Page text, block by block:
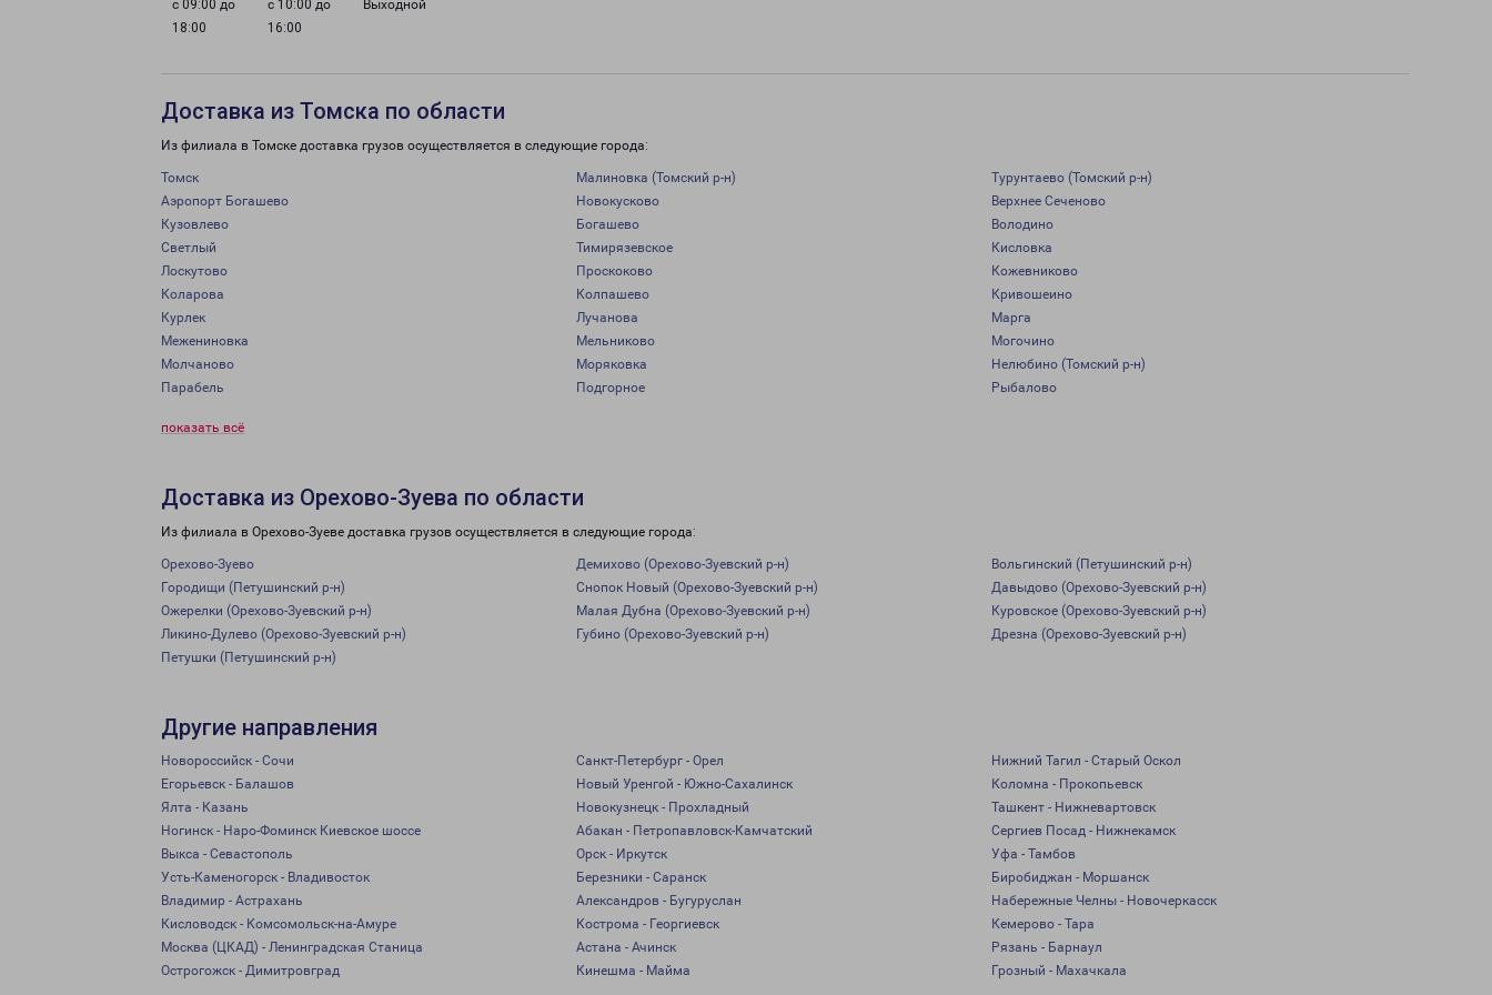
с 09:00 до
18:00
с 10:00 до
16:00
Выходной
Доставка из Томска по области
Из филиала в Томске доставка грузов осуществляется в следующие города:
Томск Малиновка (Томский р-н)
Турунтаево (Томский р-н)
Аэропорт Богашево
Новокусково
Верхнее Сеченово
Кузовлево
Богашево
Володино
Светлый
Тимирязевское
Кисловка
Лоскутово
Проскоково
Кожевниково
Коларова
Колпашево
Кривошеино
Курлек
Лучанова
Марга
Межениновка
Мельниково
Могочино
Молчаново
Моряковка
Нелюбино (Томский р-н)
Парабель
Подгорное Рыбалово
показать всё
Доставка из Орехово-Зуева по области
Из филиала в Орехово-Зуеве доставка грузов осуществляется в следующие города:
Орехово-Зуево Демихово (Орехово-Зуевский р-н)
Вольгинский (Петушинский р-н)
Городищи (Петушинский р-н)
Снопок Новый (Орехово-Зуевский р-н)
Давыдово (Орехово-Зуевский р-н)
Ожерелки (Орехово-Зуевский р-н)
Малая Дубна (Орехово-Зуевский р-н)
Куровское (Орехово-Зуевский р-н)
Ликино-Дулево (Орехово-Зуевский р-н)
Губино (Орехово-Зуевский р-н)
Дрезна (Орехово-Зуевский р-н)
Петушки (Петушинский р-н)
Другие направления
Новороссийск - Сочи Санкт-Петербург - Орел
Нижний Тагил - Старый Оскол
Егорьевск - Балашов
Новый Уренгой - Южно-Сахалинск
Коломна - Прокопьевск
Ялта - Казань
Новокузнецк - Прохладный
Ташкент - Нижневартовск
Ногинск - Наро-Фоминск Киевское шоссе
Абакан - Петропавловск-Камчатский
Сергиев Посад - Нижнекамск
Выкса - Севастополь
Орск - Иркутск
Уфа - Тамбов
Усть-Каменогорск - Владивосток
Березники - Саранск
Биробиджан - Моршанск
Владимир - Астрахань
Александров - Бугуруслан
Набережные Челны - Новочеркасск
Кисловодск - Комсомольск-на-Амуре
Кострома - Георгиевск
Кемерово - Тара
Москва (ЦКАД) - Ленинградская Станица
Астана - Ачинск
Рязань - Барнаул
Острогожск - Димитровград
Кинешма - Майма Грозный - Махачкала